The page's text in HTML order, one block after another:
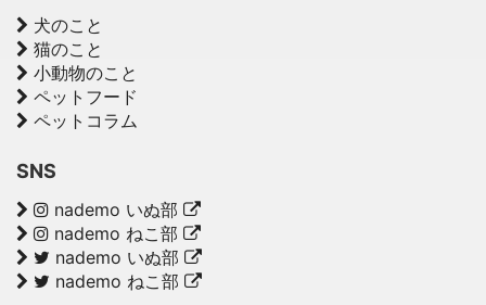
犬のこと
猫のこと
小動物のこと
ペットフード
ペットコラム
SNS
nademo いぬ部
nademo ねこ部
nademo いぬ部
nademo ねこ部